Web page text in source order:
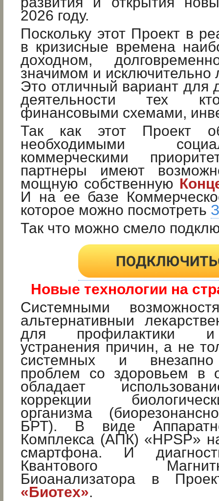
2026 году.
Поскольку этот Проект в
в кризисные времена
доходном,
значимом и исключительно
Это отличный вариант для
деятельности тех
финансовыми схемами,
Так как этот Проект
необходимыми
коммерческими
партнеры имеют
мощную собственную
И на ее базе
которое можно посмотреть
Так что можно смело
Новые технологии на
Системными
альтернативныи
для профилактики и
устранения причин, а не
системных и
проблем со здоровьем в
обладает
коррекции
организма
БРТ). В виде
Комплекса (АПК) «HPSP»
смартфона. И
Квантового Магнитно-
Биоанализатора в
«Биотех».